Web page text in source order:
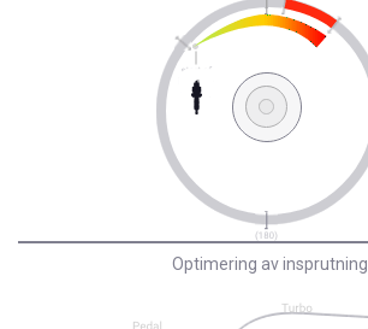
Optimering av insprutning